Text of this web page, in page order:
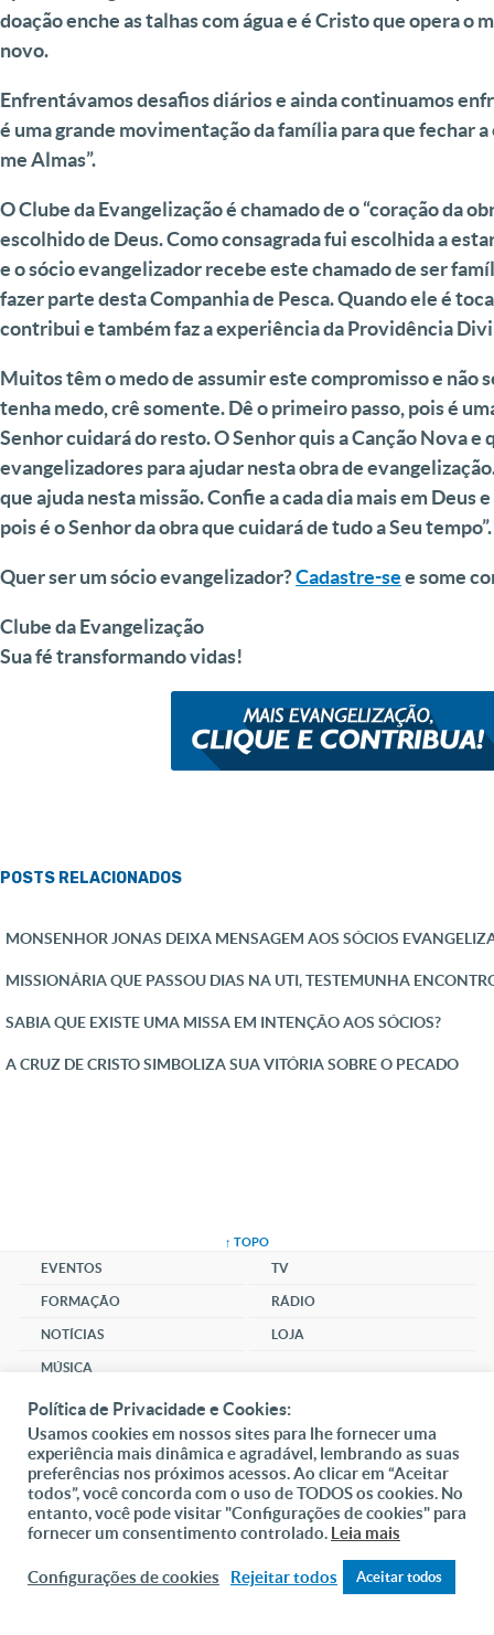
doação enche as talhas com água e é Cristo que opera o
novo.
Enfrentávamos desafios diários e ainda continuamos
é uma grande movimentação da família para que fechar a
me Almas”.
O Clube da Evangelização é chamado de o “coração da
escolhido de Deus. Como consagrada fui escolhida a
e o sócio evangelizador recebe este chamado de ser
fazer parte desta Companhia de Pesca. Quando ele é
contribui e também faz a experiência da Providência
Muitos têm o medo de assumir este compromisso e não
tenha medo, crê somente. Dê o primeiro passo, pois é
Senhor cuidará do resto.O Senhor quis a Canção Nova e
evangelizadores para ajudar nesta obra de
que ajuda nesta missão. Confie a cada dia mais em Deus
pois é o Senhor da obra que cuidará de tudo a Seu tempo”.
Quer ser um sócio evangelizador?Cadastre-see some
Clube da Evangelização
Sua fé transformando vidas!
POSTS RELACIONADOS
MONSENHOR JONAS DEIXA MENSAGEM AOS SÓCIOS
MISSIONÁRIA QUE PASSOU DIAS NA UTI, TESTEMUNHA
SABIA QUE EXISTE UMA MISSA EM INTENÇÃO AOS SÓCIOS?
A CRUZ DE CRISTO SIMBOLIZA SUA VITÓRIA SOBRE O PECADO
↑ TOPO
EVENTOS
FORMAÇÃO
NOTÍCIAS
MÚSICA
CLUBE
SANTUÁRIO
COMUNIDADE
SOCIAL
TV
RÁDIO
LOJA
DOAR
Política de Privacidade e Cookies:
Usamos cookies em nossos sites para lhe fornecer uma
experiência mais dinâmica e agradável, lembrando as suas
preferências nos próximos acessos. Ao clicar em “Aceitar
todos”, você concorda com o uso de TODOS os cookies. No
entanto, você pode visitar "Configurações de cookies" para
fornecer um consentimento controlado. Leia mais
Configurações de cookies Rejeitar todos Aceitar todos